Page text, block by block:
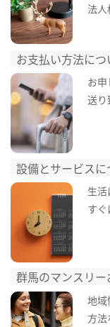
法人
お支払い方法につ
お
送り
設備とサービスに
生
すぐ
群馬のマンスリ
地域
方法